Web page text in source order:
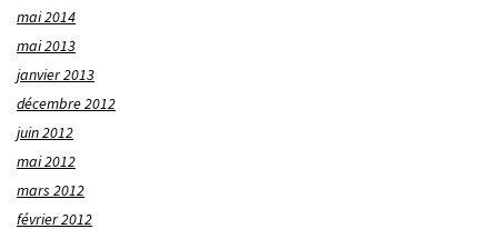
mai 2014
mai 2013
janvier 2013
décembre 2012
juin 2012
mai 2012
mars 2012
février 2012